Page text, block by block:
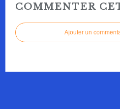
COMMENTER
Ajouter un